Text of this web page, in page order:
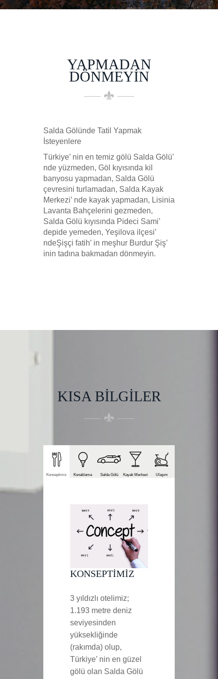
YAPMADAN
DÖNMEYIN
Salda Gölünde Tatil Yapmak
İsteyenlere
Türkiye’ nin en temiz gölü Salda Gölü’
nde yüzmeden, Göl kıyısında kil
banyosu yapmadan, Salda Gölü
çevresini turlamadan, Salda Kayak
Merkezi’ nde kayak yapmadan, Lisinia
Lavanta Bahçelerini gezmeden,
Salda Gölü kıyısında Pideci Sami’
depide yemeden, Yeşilova ilçesi’
ndeŞişçi fatih’ in meşhur Burdur Şiş’
inin tadına bakmadan dönmeyin.
KISA BILGILER
Konseptimiz Konaklama Salda Gölü Kayak Merkezi Ulaşım
KONSEPTIMIZ
3 yıldızlı otelimiz;
1.193 metre deniz
seviyesinden
yüksekliğinde
(rakımda) olup,
Türkiye’ nin en güzel
gölü olan Salda Gölü